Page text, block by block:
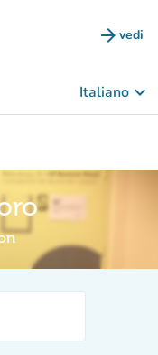
arrow_forward vedi
Italiano keyboard_arrow_down